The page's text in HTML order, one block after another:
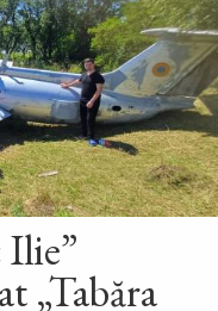
Ilie”
„Tabăra